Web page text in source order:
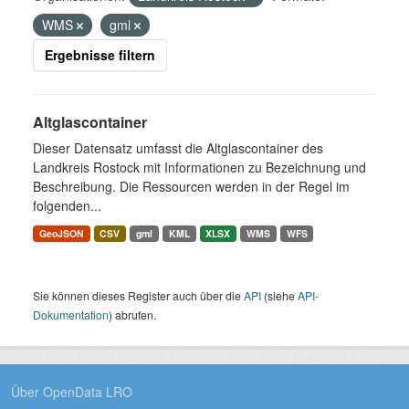
WMS
gml
Ergebnisse filtern
Altglascontainer
Dieser Datensatz umfasst die Altglascontainer des
Landkreis Rostock mit Informationen zu Bezeichnung und
Beschreibung. Die Ressourcen werden in der Regel im
folgenden...
GeoJSON CSV gml KML XLSX WMS WFS
Sie können dieses Register auch über dieAPI (sieheAPI-
Dokumentation) abrufen.
Über OpenData LRO